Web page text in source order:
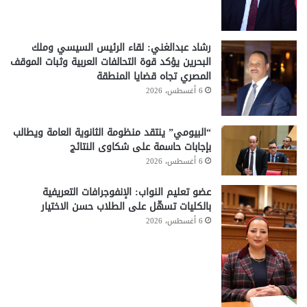
رشاد عبدالغني: لقاء الرئيس السيسي وملك
البحرين يؤكد قوة التحالفات العربية وثبات الموقف
المصري تجاه قضايا المنطقة
6 أغسطس، 2026
“البيومي” ينتقد منظومة الثانوية العامة ويطالب
بإجابات حاسمة على شكاوى النتائج
6 أغسطس، 2026
عضو تعليم النواب: الإنفوجرافات التعريفية
بالكليات تسهّل على الطلاب حسن الاختيار
6 أغسطس، 2026